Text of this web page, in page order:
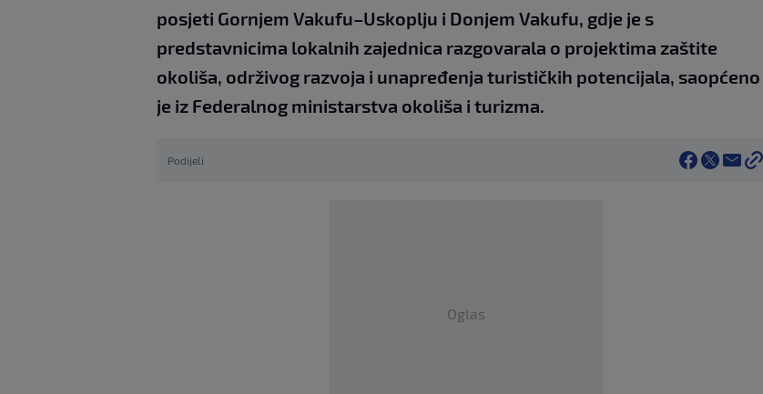
posjeti Gornjem Vakufu–Uskoplju i Donjem Vakufu, gdje je s
predstavnicima lokalnih zajednica razgovarala o projektima zaštite
okoliša, održivog razvoja i unapređenja turističkih potencijala, saopćeno
je iz Federalnog ministarstva okoliša i turizma.
Podijeli
Oglas